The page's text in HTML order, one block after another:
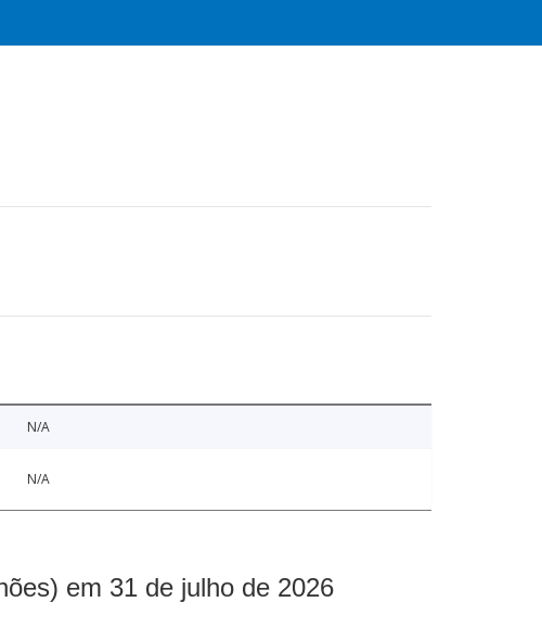
N/A
N/A
em 31 de julho de 2026